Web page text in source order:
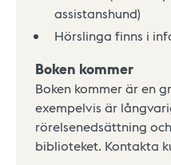
assistanshund)
Hörslinga finns i
Boken kommer
Boken kommer är en
exempelvis är
rörelsenedsättning
biblioteket. Kontakta